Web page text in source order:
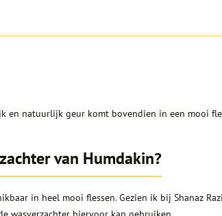
en natuurlijk geur komt bovendien in een mooi
van Humdakin?
in heel mooi flessen. Gezien ik bij Shanaz